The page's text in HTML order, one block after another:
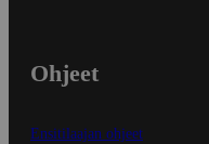
Ohjeet
Ensitilaajan ohjeet